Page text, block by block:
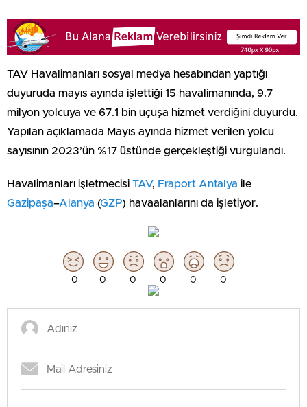
TAV Havalimanları sosyal medya hesabından yaptığı
duyuruda mayıs ayında işlettiği 15 havalimanında, 9.7
milyon yolcuya ve 67.1 bin uçuşa hizmet verdiğini duyurdu.
Yapılan açıklamada Mayıs ayında hizmet verilen yolcu
sayısının 2023’ün %17 üstünde gerçekleştiği vurgulandı.
Havalimanları işletmecisi TAV, Fraport Antalya ile
Gazipaşa–Alanya (GZP) havaalanlarını da işletiyor.
0 0 0 0 0 0